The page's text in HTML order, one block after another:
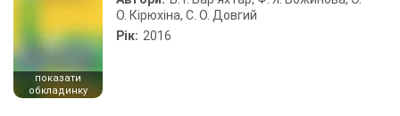
показати
обкладинку
О. Кірюхіна, С. О. Довгий
Рік: 2016